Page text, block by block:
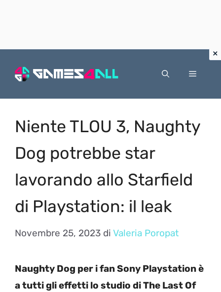
Menu
Niente TLOU 3, Naughty
Dog potrebbe star
lavorando allo Starfield
di Playstation: il leak
Novembre 25, 2023 di Valeria Poropat
Naughty Dog per i fan Sony Playstation è
a tutti gli effetti lo studio di The Last Of